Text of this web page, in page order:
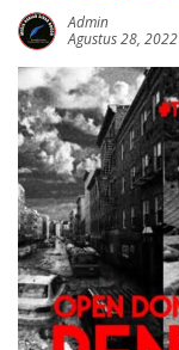
Admin
Agustus 28, 2022